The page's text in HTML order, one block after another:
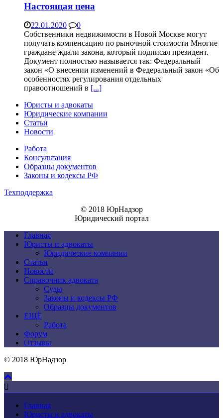
Настоящая цена
22.01.2020
0
Собственники недвижимости в Новой Москве могут
получать компенсацию по рыночной стоимости Многие
граждане ждали закона, который подписал президент.
Документ полностью называется так: Федеральный
закон «О внесении изменений в Федеральный закон «Об
особенностях регулирования отдельных
правоотношений в [...]
Юристы и адвокаты
Юридические компании
Статьи
Новости
Работа
Консультация
Образцы документов
Законы и кодексы РФ
Техподдержка
© 2018 ЮрНадзор
Юридический портал
Главная
Юристы и адвокаты
Юридические компании
Статьи
Новости
Справочник адвоката
Суды
Законы и кодексы РФ
Образцы документов
ЕЩЁ
Работа
Форум
Отзывы
© 2018 ЮрНадзор
Главная
Юристы и адвокаты